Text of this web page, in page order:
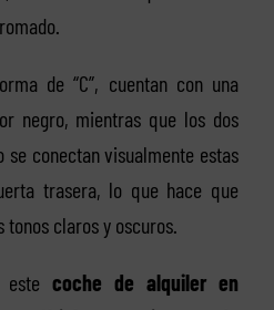
de “C”, cuentan con una
negro, mientras que los dos
conectan visualmente estas
trasera, lo que hace que
tonos claros y oscuros.
coche de alquiler en